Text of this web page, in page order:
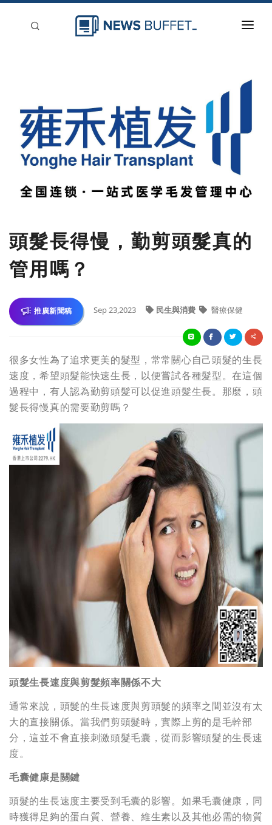
登入
刊登
頭髮長得慢，勤剪頭髮真的
管用嗎？
推廣新聞稿 Sep 23,2023 民生與消費 醫療保健
很多女性為了追求更美的髮型，常常關心自己頭髮的生長
速度，希望頭髮能快速生長，以便嘗試各種髮型。在這個
過程中，有人認為勤剪頭髮可以促進頭髮生長。那麼，頭
髮長得慢真的需要勤剪嗎？
頭髮生長速度與剪髮頻率關係不大
通常來說，頭髮的生長速度與剪頭髮的頻率之間並沒有太
大的直接關係。當我們剪頭髮時，實際上剪的是毛幹部
分，這並不會直接刺激頭髮毛囊，從而影響頭髮的生長速
度。
毛囊健康是關鍵
頭髮的生長速度主要受到毛囊的影響。如果毛囊健康，同
時獲得足夠的蛋白質、營養、維生素以及其他必需的物質